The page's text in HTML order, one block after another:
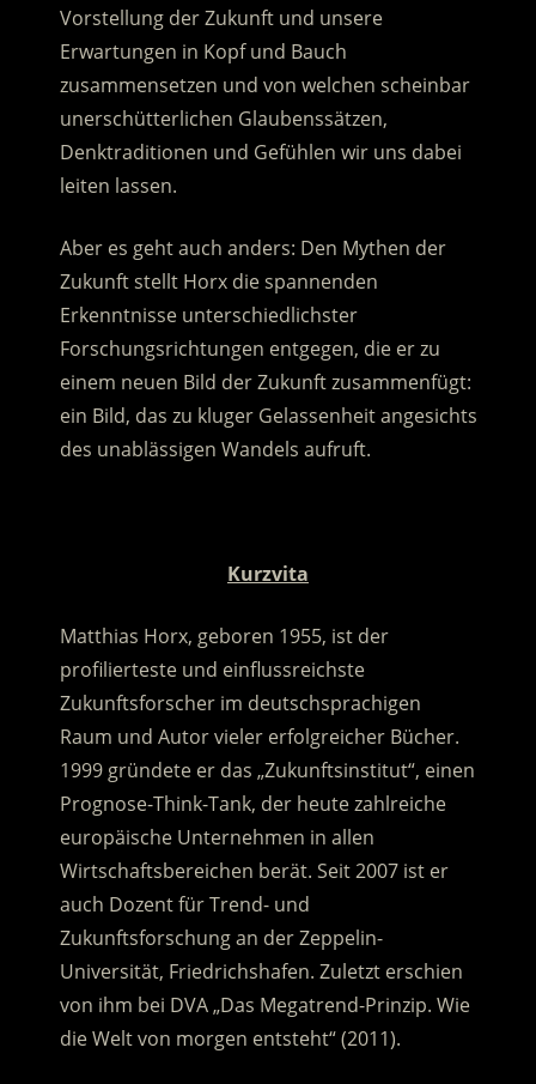
Vorstellung der Zukunft und unsere
Erwartungen in Kopf und Bauch
zusammensetzen und von welchen scheinbar
unerschütterlichen Glaubenssätzen,
Denktraditionen und Gefühlen wir uns dabei
leiten lassen.
Aber es geht auch anders: Den Mythen der
Zukunft stellt Horx die spannenden
Erkenntnisse unterschiedlichster
Forschungsrichtungen entgegen, die er zu
einem neuen Bild der Zukunft zusammenfügt:
ein Bild, das zu kluger Gelassenheit angesichts
des unablässigen Wandels aufruft.
Kurzvita
Matthias Horx, geboren 1955, ist der
profilierteste und einflussreichste
Zukunftsforscher im deutschsprachigen
Raum und Autor vieler erfolgreicher Bücher.
1999 gründete er das „Zukunftsinstitut“, einen
Prognose-Think-Tank, der heute zahlreiche
europäische Unternehmen in allen
Wirtschaftsbereichen berät. Seit 2007 ist er
auch Dozent für Trend- und
Zukunftsforschung an der Zeppelin-
Universität, Friedrichshafen. Zuletzt erschien
von ihm bei DVA „Das Megatrend-Prinzip. Wie
die Welt von morgen entsteht“ (2011).